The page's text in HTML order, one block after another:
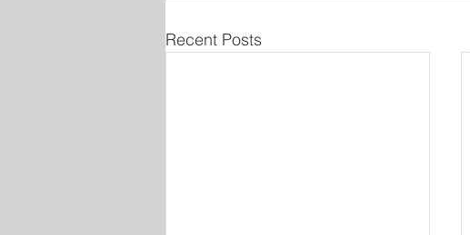
Recent Posts